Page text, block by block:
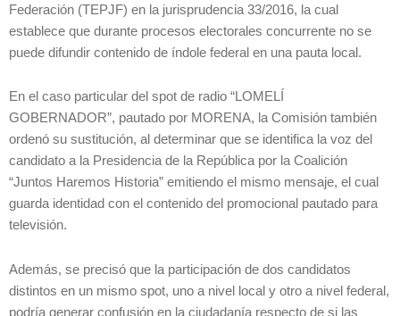
Federación (TEPJF) en la jurisprudencia 33/2016, la cual
establece que durante procesos electorales concurrente no se
puede difundir contenido de índole federal en una pauta local.
En el caso particular del spot de radio “LOMELÍ
GOBERNADOR”, pautado por MORENA, la Comisión también
ordenó su sustitución, al determinar que se identifica la voz del
candidato a la Presidencia de la República por la Coalición
“Juntos Haremos Historia” emitiendo el mismo mensaje, el cual
guarda identidad con el contenido del promocional pautado para
televisión.
Además, se precisó que la participación de dos candidatos
distintos en un mismo spot, uno a nivel local y otro a nivel federal,
podría generar confusión en la ciudadanía respecto de si las